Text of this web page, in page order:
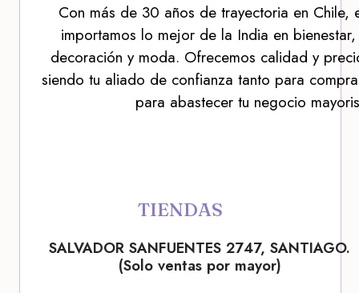
Con más de 30 años de trayectoria en Chile,
importamos lo mejor de la India en
decoración y moda. Ofrecemos calidad y
siendo tu aliado de confianza tanto para
para abastecer tu negocio
TIENDAS
SALVADOR SANFUENTES 2747, SANTIAGO.
(Solo ventas por mayor)